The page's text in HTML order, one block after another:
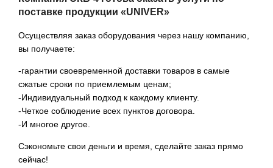
поставке продукции «UNIVER»
Осуществляя заказ оборудования через нашу компанию,
вы получаете:
-гарантии своевременной доставки товаров в самые
сжатые сроки по приемлемым ценам;
-Индивидуальный подход к каждому клиенту.
-Четкое соблюдение всех пунктов договора.
-И многое другое.
Сэкономьте свои деньги и время, сделайте заказ прямо
сейчас!